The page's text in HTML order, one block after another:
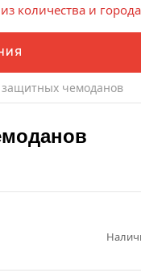
количества и города
защитных чемоданов